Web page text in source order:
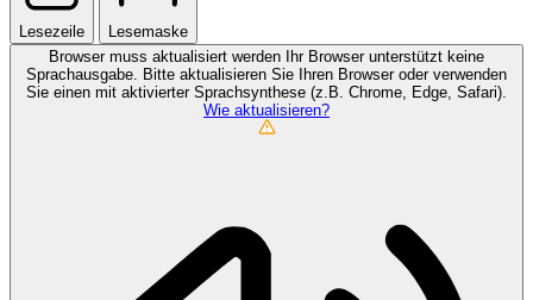
Lesezeile
Lesemaske
Browser muss aktualisiert werden
Ihr Browser unterstützt keine
Sprachausgabe. Bitte aktualisieren Sie Ihren Browser oder verwenden
Sie einen mit aktivierter Sprachsynthese (z.B. Chrome, Edge, Safari).
Wie aktualisieren?